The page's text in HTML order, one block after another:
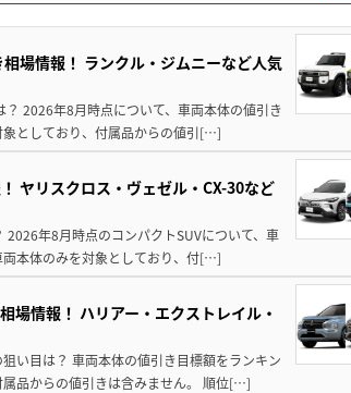
場情報！ ランクル・ジムニーなど人気
2026年8月時点について、車両本体の値引き
象としており、付属品からの値引[…]
ヤリスクロス・ヴェゼル・CX-30など
年8月時点のコンパクトSUVについて、車
本体のみを対象としており、付[…]
場情報！ ハリアー・エクストレイル・
い目は？ 車両本体の値引き目標額をランキン
品からの値引きは含みません。 順位[…]